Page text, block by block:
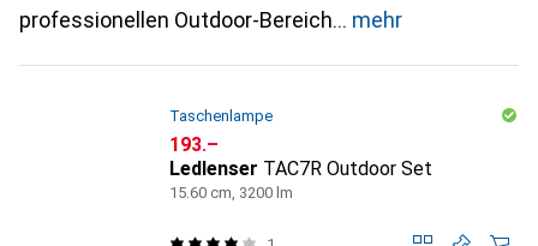
professionellen Outdoor-Bereich
mehr
Taschenlampe
CHF
193.–
Ledlenser TAC7R Outdoor Set
15.60 cm, 3200 lm